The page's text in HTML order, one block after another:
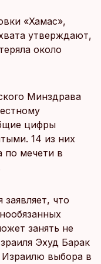
«Хамас»,
утверждают,
около
Минздрава
цифры
14 из них
по мечети в
что
занять не
Эхуд Барак
Израилю выбора в